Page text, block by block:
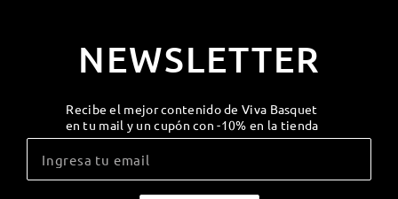
NEWSLETTER
Recibe el mejor contenido de Viva Basquet
en tu mail y un cupón con -10% en la tienda